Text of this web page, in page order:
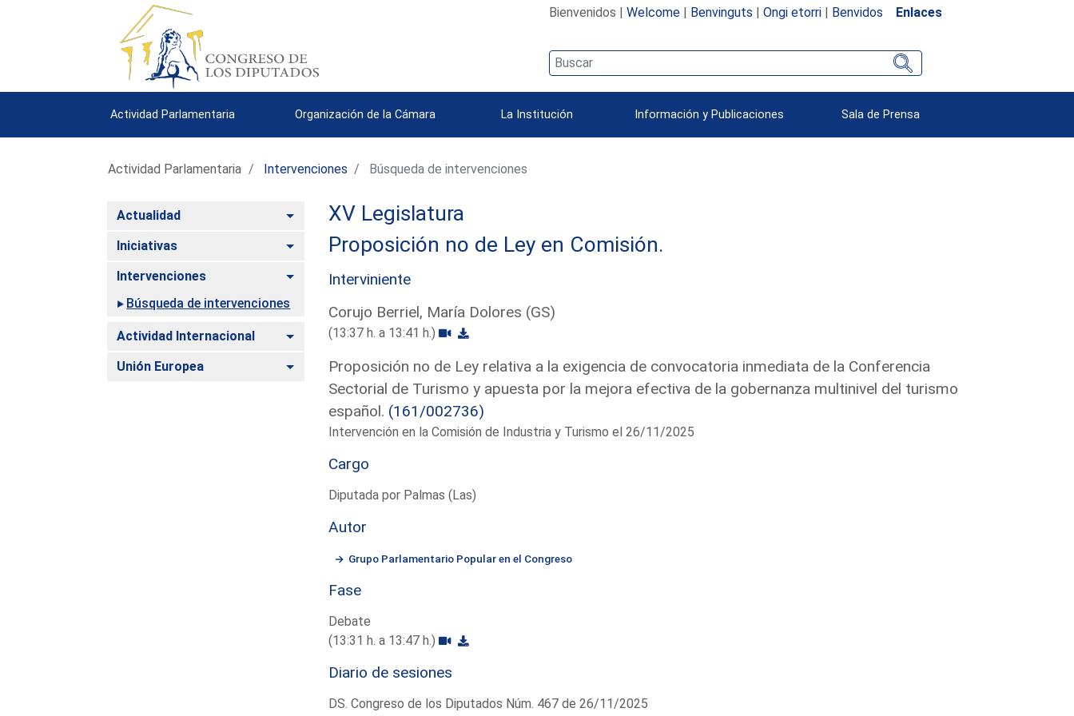
Bienvenidos | Welcome| Benvinguts | Ongi etorri| Benvidos Enlaces
Actividad Parlamentaria Organización de la Cámara La Institución Información y Publicaciones Sala de Prensa
Actividad Parlamentaria Intervenciones Búsqueda de intervenciones
Actualidad Alternar
Iniciativas Alternar
Intervenciones
Alternar
Búsqueda de intervenciones
Actividad Internacional Alternar
Unión Europea Alternar
XV Legislatura
Proposición no de Ley en Comisión.
Interviniente
Corujo Berriel, María Dolores (GS)
(13:37 h. a 13:41 h.)
Proposición no de Ley relativa a la exigencia de convocatoria inmediata de la Conferencia
Sectorial de Turismo y apuesta por la mejora efectiva de la gobernanza multinivel del turismo
español. (161/002736)
Intervención en la Comisión de Industria y Turismo el 26/11/2025
Cargo
Diputada por Palmas (Las)
Autor
Grupo Parlamentario Popular en el Congreso
Fase
Debate
(13:31 h. a 13:47 h.)
Diario de sesiones
DS. Congreso de los Diputados Núm. 467 de 26/11/2025